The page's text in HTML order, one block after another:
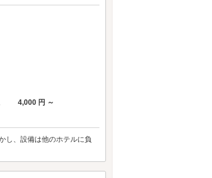
4,000 円 ～
し、設備は他のホテルに負